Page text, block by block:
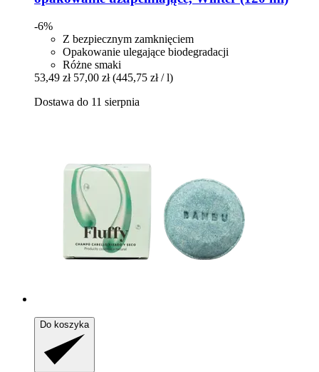
-6%
Z bezpiecznym zamknięciem
Opakowanie ulegające biodegradacji
Różne smaki
53,49 zł 57,00 zł (445,75 zł / l)
Dostawa do 11 sierpnia
Do koszyka